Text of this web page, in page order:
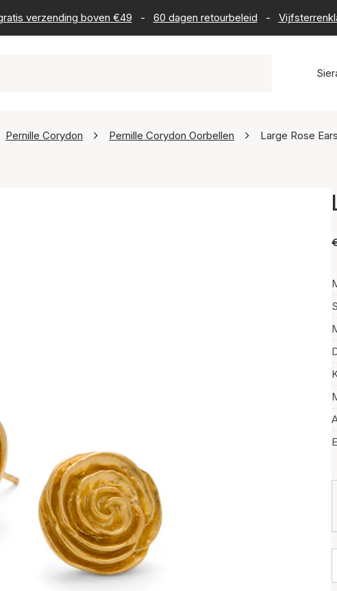
verzending boven €49 - 60 dagen retourbeleid -
Pernille Corydon Pernille Corydon Oorbellen Large Rose